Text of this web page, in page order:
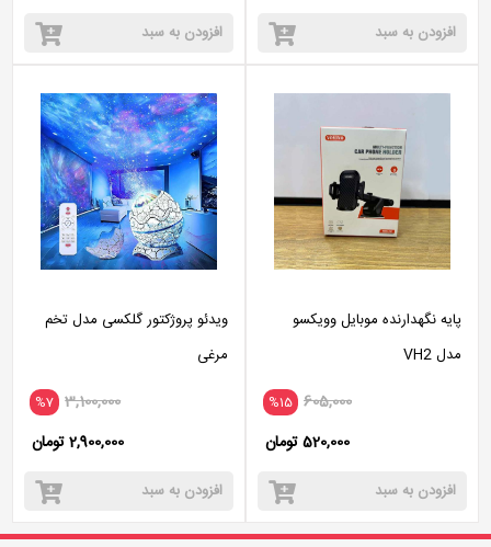
افزودن به سبد افزودن به سبد
پایه نگهدارنده موبایل وویکسو
مدل VH2
%15 605,000
520,000 تومان
افزودن به سبد
ویدئو پروژکتور گلکسی مدل تخم
مرغی
%7 3,100,000
2,900,000 تومان
افزودن به سبد